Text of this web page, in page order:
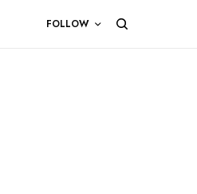
FOLLOW